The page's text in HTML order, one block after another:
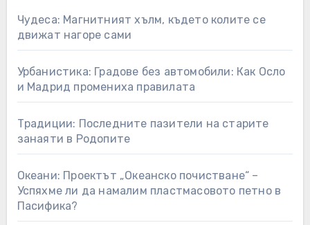
Чудеса: Магнитният хълм, където колите се
движат нагоре сами
Урбанистика: Градове без автомобили: Как Осло
и Мадрид промениха правилата
Традиции: Последните пазители на старите
занаяти в Родопите
Океани: Проектът „Океанско почистване“ –
Успяхме ли да намалим пластмасовото петно в
Пасифика?